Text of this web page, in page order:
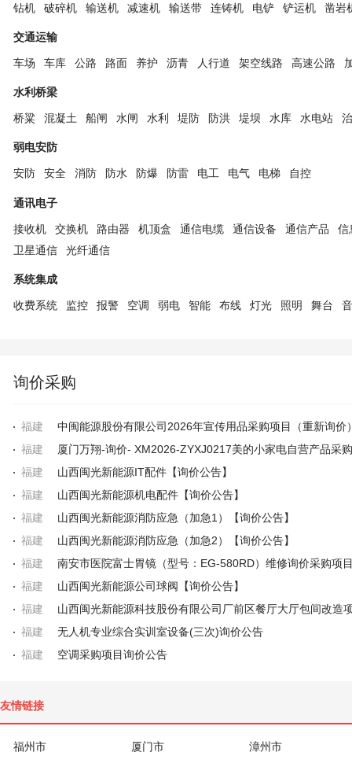
钻机 破碎机 输送机 减速机 输送带 连铸机 电铲 铲运机 凿岩
交通运输
车场 车库 公路 路面 养护 沥青 人行道 架空线路 高速公路
水利桥梁
桥粱 混凝土 船闸 水闸 水利 堤防 防洪 堤坝 水库 水电站
弱电安防
安防 安全 消防 防水 防爆 防雷 电工 电气 电梯 自控
通讯电子
接收机 交换机 路由器 机顶盒 通信电缆 通信设备 通信产品
信
卫星通信
光纤通信
系统集成
收费系统 监控 报警 空调 弱电 智能 布线 灯光 照明 舞台
询价采购
福建
福建
厦门万翔-询价- XM2026-ZYXJ0217美的小家电自营产品采
福建
山西闽光新能源IT配件【询价公告】
福建
山西闽光新能源机电配件【询价公告】
福建
山西闽光新能源消防应急（加急1）【询价公告】
福建
山西闽光新能源消防应急（加急2）【询价公告】
福建
福建
山西闽光新能源公司球阀【询价公告】
福建
福建
无人机专业综合实训室设备(三次)询价公告
福建
空调采购项目询价公告
友情链接
福州市 厦门市 漳州市